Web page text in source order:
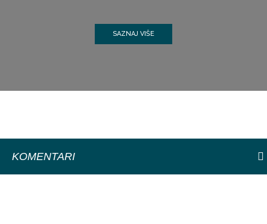
SAZNAJ VIŠE
KOMENTARI